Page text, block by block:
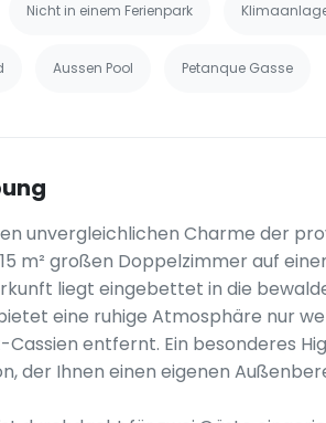
Nicht in einem Ferienpark
Aussen Pool Petanque Gasse
unvergleichlichen Charme der
m² großen Doppelzimmer auf
liegt eingebettet in die
eine ruhige Atmosphäre nur
Cassien entfernt. Ein besonderes
der Ihnen einen eigenen